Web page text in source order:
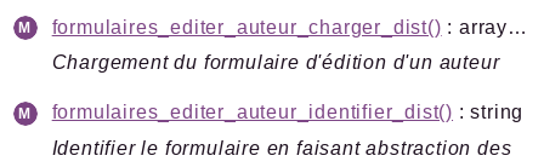
formulaires_editer_auteur_charger_dist()
: array<string|int, mixed>
Chargement du formulaire d'édition d'un auteur
formulaires_editer_auteur_identifier_dist() : string
Identifier le formulaire en faisant abstraction des